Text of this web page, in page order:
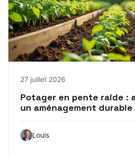
27 juillet 2026
Potager en pente raide :
un aménagement durable
Louis